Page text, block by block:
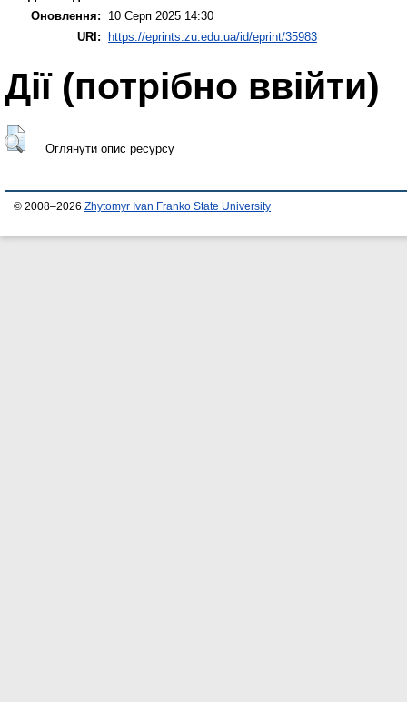
Оновлення:
10 Серп 2025 14:30
URI: https://eprints.zu.edu.ua/id/eprint/35983
Дії ​​(потрібно ввійти)
Оглянути опис ресурсу
© 2008–2026 Zhytomyr Ivan Franko State University